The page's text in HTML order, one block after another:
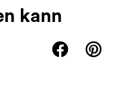
kann